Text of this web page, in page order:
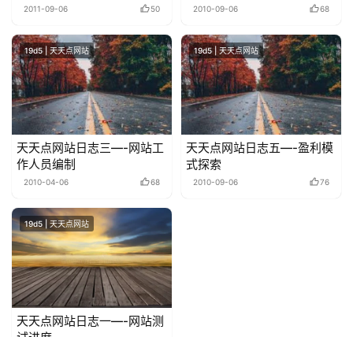
2011-09-06 50 2010-09-06 68
19d5 | 天天点网站
天天点网站日志三—-网站工
作人员编制
2010-04-06 68
19d5 | 天天点网站
天天点网站日志五—-盈利模
式探索
2010-09-06 76
19d5 | 天天点网站
天天点网站日志一—-网站测